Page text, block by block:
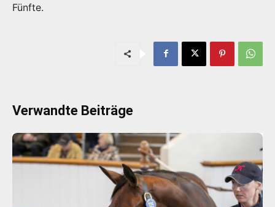
Fünfte.
Verwandte Beiträge